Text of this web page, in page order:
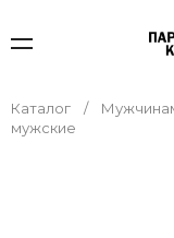
Каталог
мужские